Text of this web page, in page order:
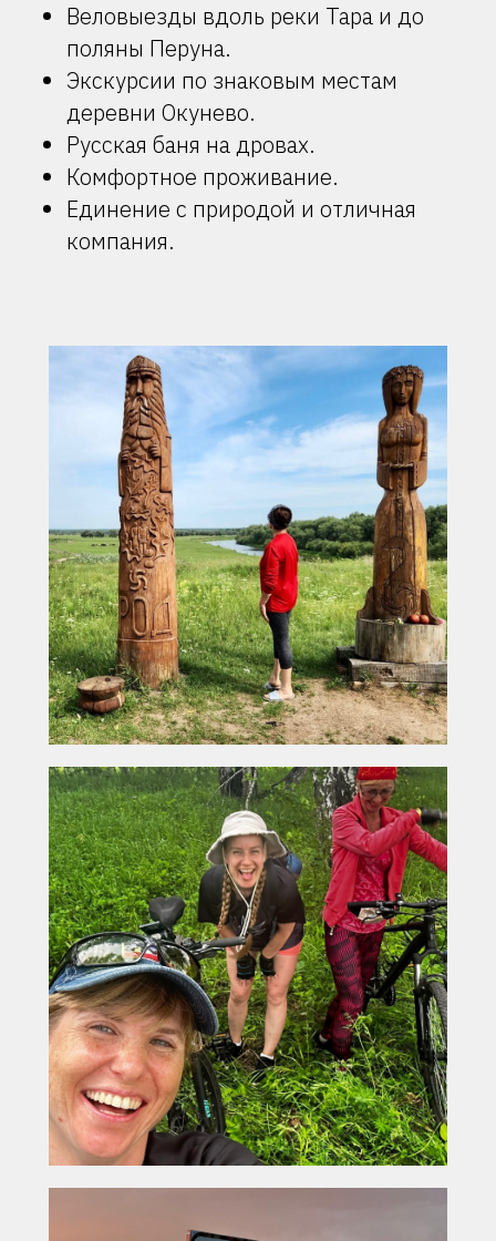
Веловыезды вдоль реки Тара и до
поляны Перуна.
Экскурсии по знаковым местам
деревни Окунево.
Русская баня на дровах.
Комфортное проживание.
Единение с природой и отличная
компания.